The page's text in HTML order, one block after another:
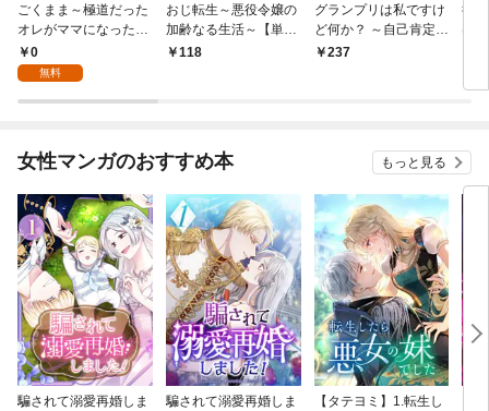
ごくまま～極道だった
オレがママになった話
～【単話】（１）
0
無料
おじ転生～悪役令嬢の
加齢なる生活～【単
話】（１）
118
グランプリは私ですけ
ど何か？ ～自己肯定モ
ンスターのミスコン無
237
後
は
女性マンガのおすすめ本 もっと見る
騙されて溺愛再婚しま
騙されて溺愛再婚しま
【タテヨミ】1.転生し